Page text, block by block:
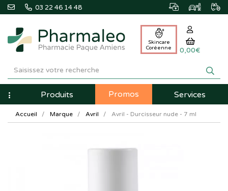
03 22 46 14 48
Pharmaleo
Pharmacie
Paque
Amiens
Skincare
Coréenne
0,00€
NavigationProduits Promos Services
Accueil Marque Avril Avril - Durcisseur nude - 7 ml